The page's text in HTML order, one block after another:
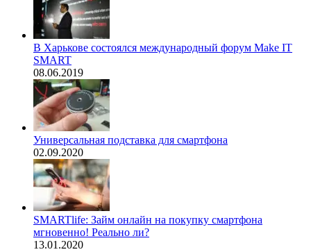
В Харькове состоялся международный форум Make IT
SMART
08.06.2019
Универсальная подставка для смартфона
02.09.2020
SMARTlife: Займ онлайн на покупку смартфона
мгновенно! Реально ли?
13.01.2020